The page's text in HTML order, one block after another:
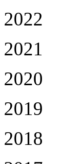
2022
2021
2020
2019
2018